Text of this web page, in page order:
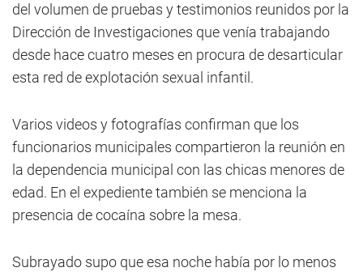
del volumen de pruebas y testimonios reunidos por la
Dirección de Investigaciones que venía trabajando
desde hace cuatro meses en procura de desarticular
esta red de explotación sexual infantil.
Varios videos y fotografías confirman que los
funcionarios municipales compartieron la reunión en
la dependencia municipal con las chicas menores de
edad. En el expediente también se menciona la
presencia de cocaína sobre la mesa.
Subrayado supo que esa noche había por lo menos